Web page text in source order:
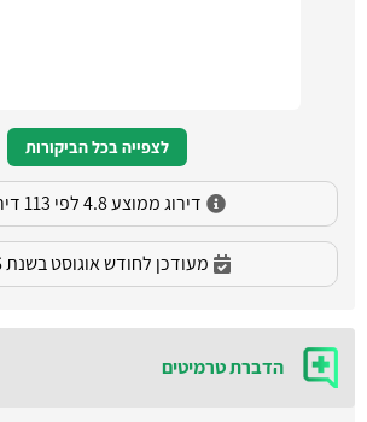
לצפייה בכל הביקורות
דירוג ממוצע 4.8 לפי 113 דירוגים
מעודכן לחודש אוגוסט בשנת 2026
הדברת טרמיטים